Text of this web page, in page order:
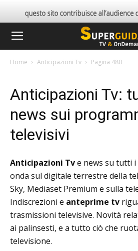
Home Anticipazioni Tv Pagina 480
Anticipazioni Tv:
news sui
televisivi
Anticipazioni Tve news su tutti
onda sul digitale terrestre della
Sky, Mediaset Premium e sulla
Indiscrezioni e anteprime tv
trasmissioni televisive. Novità
ai palinsesti, e a tutto ciò che
televisione.